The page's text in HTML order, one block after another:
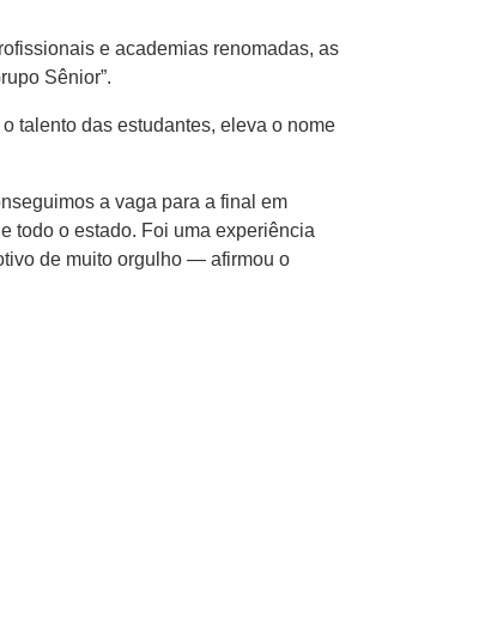
e academias renomadas, as
Sênior”.
talento das estudantes, eleva o nome
a vaga para a final em
todo o estado. Foi uma experiência
de muito orgulho — afirmou o